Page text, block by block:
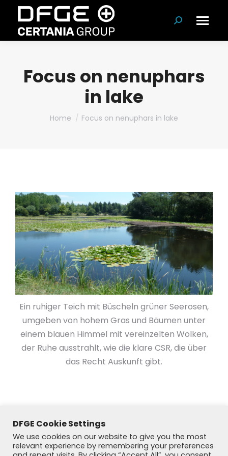
Search:
Focus on nenuphars
in lake
You are here:
Home Focus on nenuphars in lake
Ein ruhiger Teich mit Büscheln grüner Seerosen,
umgeben von hohem Gras und Bäumen unter
einem blauen Himmel mit vereinzelten Wolken,
der Ruhe ausstrahlt, wie die klare CSR, die über
das Recht Auskunft gibt.
DFGE Cookie Settings
We use cookies on our website to give you the most
relevant experience by remembering your preferences